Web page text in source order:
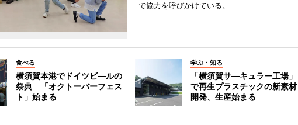
で協力を呼びかけている。
食べる
横須賀本港でドイツビ―ルの
祭典 「オクトーバーフェス
ト」始まる
学ぶ・知る
「横須賀サ―キュラー工場」
で再生プラスチックの新素材
開発、生産始まる